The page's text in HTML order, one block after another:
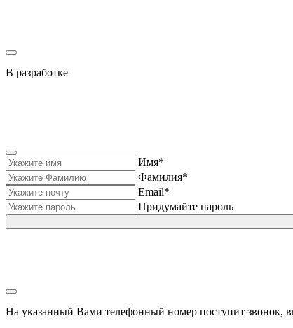
В разработке
Имя*
Фамилия*
Email*
Придумайте пароль
На указанный Вами телефонный номер поступит звонок,